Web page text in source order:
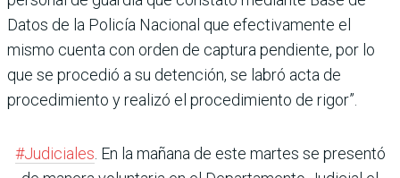
Datos de la Policía Nacional que efectivamente el
mismo cuenta con orden de captura pendiente, por lo
que se procedió a su detención, se labró acta de
procedimiento y realizó el procedimiento de rigor”.
#Judiciales . En la mañana de este martes se presentó